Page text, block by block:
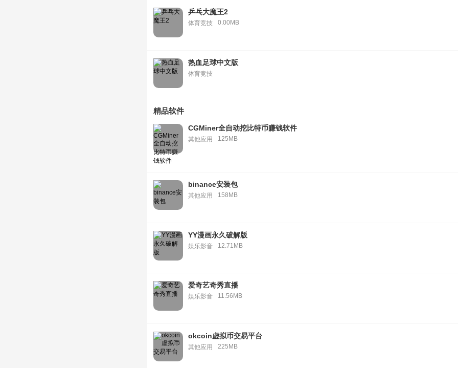
乒乓大魔王2
体育竞技 0.00MB
热血足球中文版
体育竞技
精品软件
CGMiner全自动挖比特币赚钱软件
其他应用 125MB
binance安装包
其他应用 158MB
YY漫画永久破解版
娱乐影音 12.71MB
爱奇艺奇秀直播
娱乐影音 11.56MB
okcoin虚拟币交易平台
其他应用 225MB